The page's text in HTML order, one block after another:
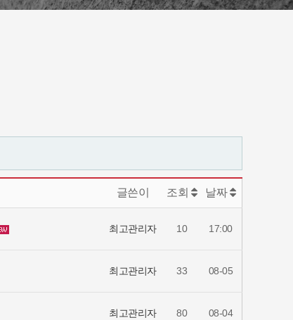
글쓴이 조회 날짜
최고관리자 10 17:00
최고관리자 33 08-05
최고관리자 80 08-04